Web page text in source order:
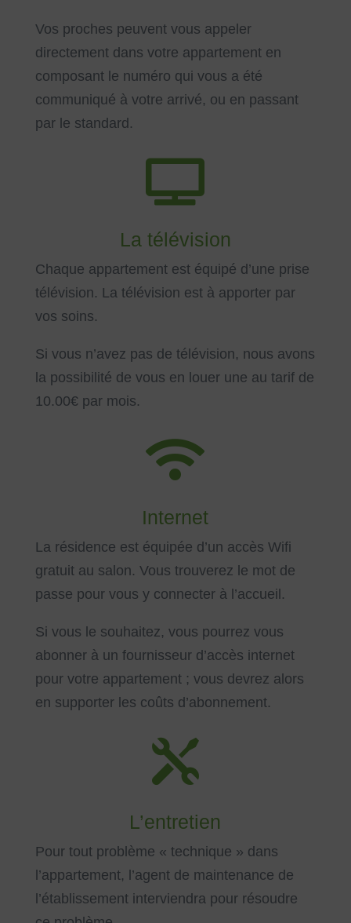
Vos proches peuvent vous appeler
d irectement dans votre appartement en
composant le numéro qui vous a été
communiqué à votre arrivé, ou en passant
par le standard.

La télévision
Chaque appartement est équipé d’une prise
télévision. La télévision est à apporter par
vos soins.
Si vous n’avez pas de télévision, nous avons
la possibilité de vous en louer une au tarif de
10.00€ par mois.

Internet
La résidence est équipée d’un accès Wifi
gratuit au salon. Vous trouverez le mot de
passe pour vous y connecter à l’accueil.
Si vous le souhaitez, vous pourrez vous
abonner à un fournisseur d’accès internet
pour votre appartement ; vous devrez alors
en supporter les coûts d’abonnement.

L’entretien
Pour tout problème « technique » dans
l’appartement, l’agent de maintenance de
l’établissement interviendra pour résoudre